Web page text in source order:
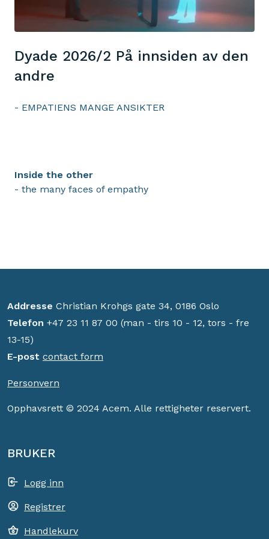
Dyade 2026/2 På innsiden av den
andre
- EMPATIENS MANGE ANSIKTER
Inside the other
- the many faces of empathy
Addresse Christian Krohgs gate 34, 0186 Oslo
Telefon +47 23 11 87 00 (man - tirs 10 - 12, tors - fre
13-15)
E-post contact form
Personvern
Opphavsrett © 2024 Acem. Alle rettigheter reservert.
BRUKER
Logg inn
Registrer
Handlekurv